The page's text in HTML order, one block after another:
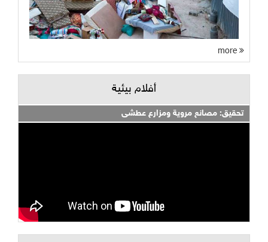
أفلام بيئية
تحقيق: مصانع مروية ومزارع عطشى